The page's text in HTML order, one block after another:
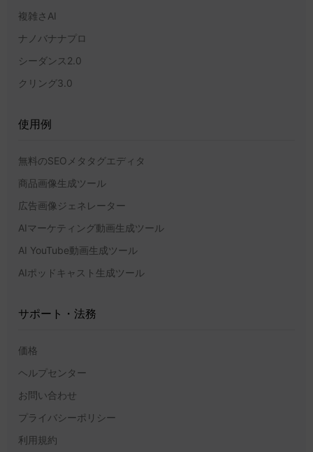
複雑さAI
ナノバナナプロ
シーダンス2.0
クリング3.0
使用例
無料のSEOメタタグエディタ
商品画像生成ツール
広告画像ジェネレーター
AIマーケティング動画生成ツール
AI YouTube動画生成ツール
AIポッドキャスト生成ツール
サポート・法務
価格
ヘルプセンター
お問い合わせ
プライバシーポリシー
利用規約